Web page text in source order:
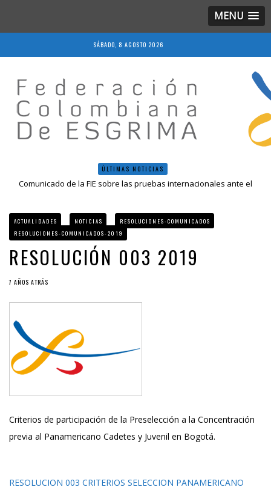
MENU
SÁBADO, 8 AGOSTO 2026
ÚLTIMAS NOTICIAS
Comunicado de la FIE sobre las pruebas internacionales ante el
Resultados LIVE IV Escalafón Nacional Mayores, Cali, Abril 2019
Resolución 027 2019
Epee Grand Prix 2023 – Cali, Colombia
ACTUALIDADES NOTICIAS
RESOLUCIONES-COMUNICADOS
RESOLUCIONES-COMUNICADOS-2019
RESOLUCIÓN 003 2019
7 AÑOS ATRÁS
Criterios de participación de la Preselección a la Concentración
previa al Panamericano Cadetes y Juvenil en Bogotá.
RESOLUCION 003 CRITERIOS SELECCION PANAMERICANO